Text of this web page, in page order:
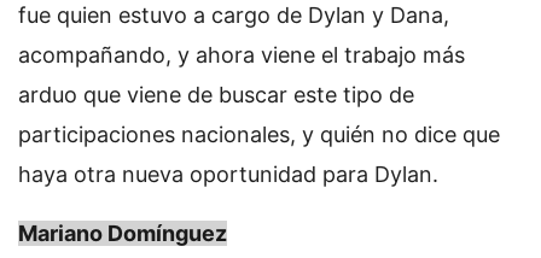
fue quien estuvo a cargo de Dylan y Dana,
acompañando, y ahora viene el trabajo más
arduo que viene de buscar este tipo de
participaciones nacionales, y quién no dice que
haya otra nueva oportunidad para Dylan.
Mariano Domínguez